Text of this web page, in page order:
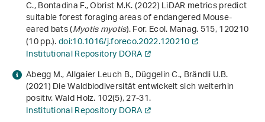
C., Bontadina F., Obrist M.K. (2022) LiDAR metrics predict
suitable forest foraging areas of endangered Mouse-
eared bats (Myotis myotis). For. Ecol. Manag.515, 120210
(10 pp.).doi:10.1016/j.foreco.2022.120210
Institutional Repository DORA
Abegg M., Allgaier Leuch B., Düggelin C., Brändli U.B.
(2021) Die Waldbiodiversität entwickelt sich weiterhin
positiv. Wald Holz.102(5), 27-31.
Institutional Repository DORA